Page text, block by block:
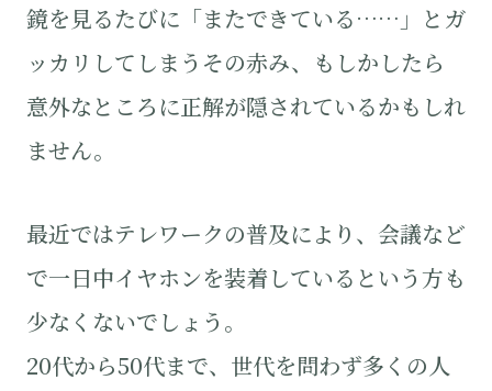
鏡を見るたびに「またできている……」とガ
ッカリしてしまうその赤み、もしかしたら
意外なところに正解が隠されているかもしれ
ません。
最近ではテレワークの普及により、会議など
で一日中イヤホンを装着しているという方も
少なくないでしょう。
20代から50代まで、世代を問わず多くの人